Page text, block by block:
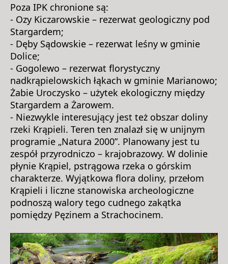
Poza IPK chronione są:
- Ozy Kiczarowskie – rezerwat geologiczny pod
Stargardem;
- Dęby Sądowskie – rezerwat leśny w gminie
Dolice;
- Gogolewo – rezerwat florystyczny
nadkrąpielowskich łąkach w gminie Marianowo;
Żabie Uroczysko – użytek ekologiczny między
Stargardem a Żarowem.
- Niezwykle interesujący jest też obszar doliny
rzeki Krąpieli. Teren ten znalazł się w unijnym
programie „Natura 2000”. Planowany jest tu
zespół przyrodniczo – krajobrazowy. W dolinie
płynie Krąpiel, pstrągowa rzeka o górskim
charakterze. Wyjątkowa flora doliny, przełom
Krąpieli i liczne stanowiska archeologiczne
podnoszą walory tego cudnego zakątka
pomiędzy Pęzinem a Strachocinem.